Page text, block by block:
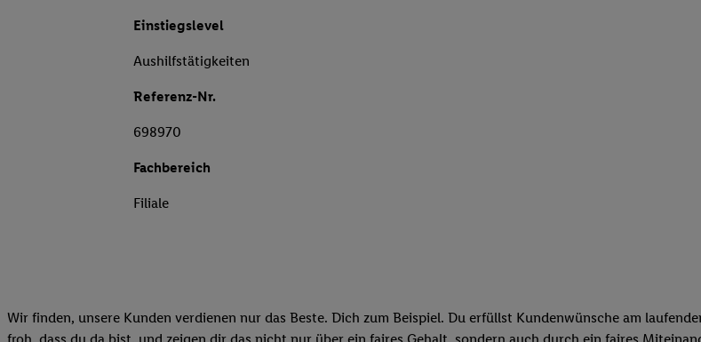
Einstiegslevel
Aushilfstätigkeiten
Referenz-Nr.
698970
Fachbereich
Filiale
Wir finden, unsere Kunden verdienen nur das Beste. Dich zum Beispiel. Du erfüllst Kundenwünsche am